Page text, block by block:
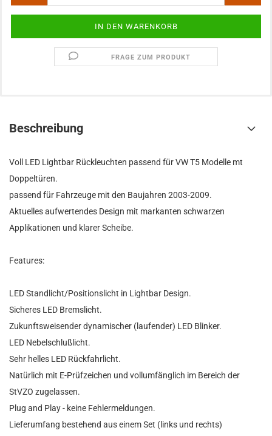
FRAGE ZUM PRODUKT
Beschreibung
Voll LED Lightbar Rückleuchten passend für VW T5 Modelle mt
Doppeltüren.
passend für Fahrzeuge mit den Baujahren 2003-2009.
Aktuelles aufwertendes Design mit markanten schwarzen
Applikationen und klarer Scheibe.
Features:
LED Standlicht/Positionslicht in Lightbar Design.
Sicheres LED Bremslicht.
Zukunftsweisender dynamischer (laufender) LED Blinker.
LED Nebelschlußlicht.
Sehr helles LED Rückfahrlicht.
Natürlich mit E-Prüfzeichen und vollumfänglich im Bereich der
StVZO zugelassen.
Plug and Play - keine Fehlermeldungen.
Lieferumfang bestehend aus einem Set (links und rechts)